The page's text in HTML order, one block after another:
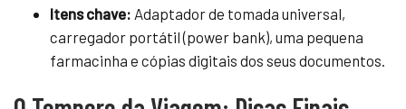
Itens chave: Adaptador de tomada universal,
carregador portátil (power bank), uma pequena
farmacinha e cópias digitais dos seus documentos.